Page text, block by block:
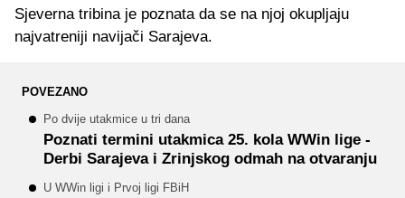
Sjeverna tribina je poznata da se na njoj okupljaju
najvatreniji navijači Sarajeva.
POVEZANO
Po dvije utakmice u tri dana
Poznati termini utakmica 25. kola WWin lige -
Derbi Sarajeva i Zrinjskog odmah na otvaranju
U WWin ligi i Prvoj ligi FBiH